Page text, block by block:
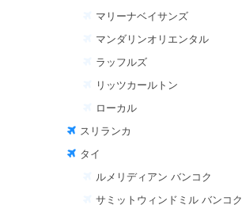
マリーナベイサンズ
マンダリンオリエンタル
ラッフルズ
リッツカールトン
ローカル
スリランカ
タイ
ルメリディアン バンコク
サミットウィンドミル バンコク